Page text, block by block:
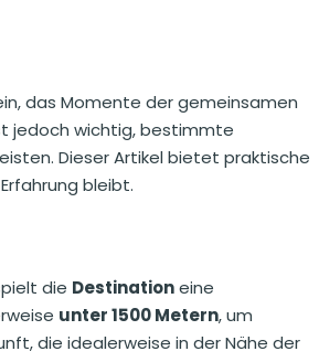
das Momente der gemeinsamen
jedoch wichtig, bestimmte
Dieser Artikel bietet praktische
bleibt.
die Destinationeine
unter 1500 Metern, um
die idealerweise in der Nähe der